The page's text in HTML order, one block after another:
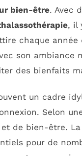
bien-être. Avec
, il
chaque
son ambiance
des bienfaits
un cadre
Selon
de bien-être. La
pour de